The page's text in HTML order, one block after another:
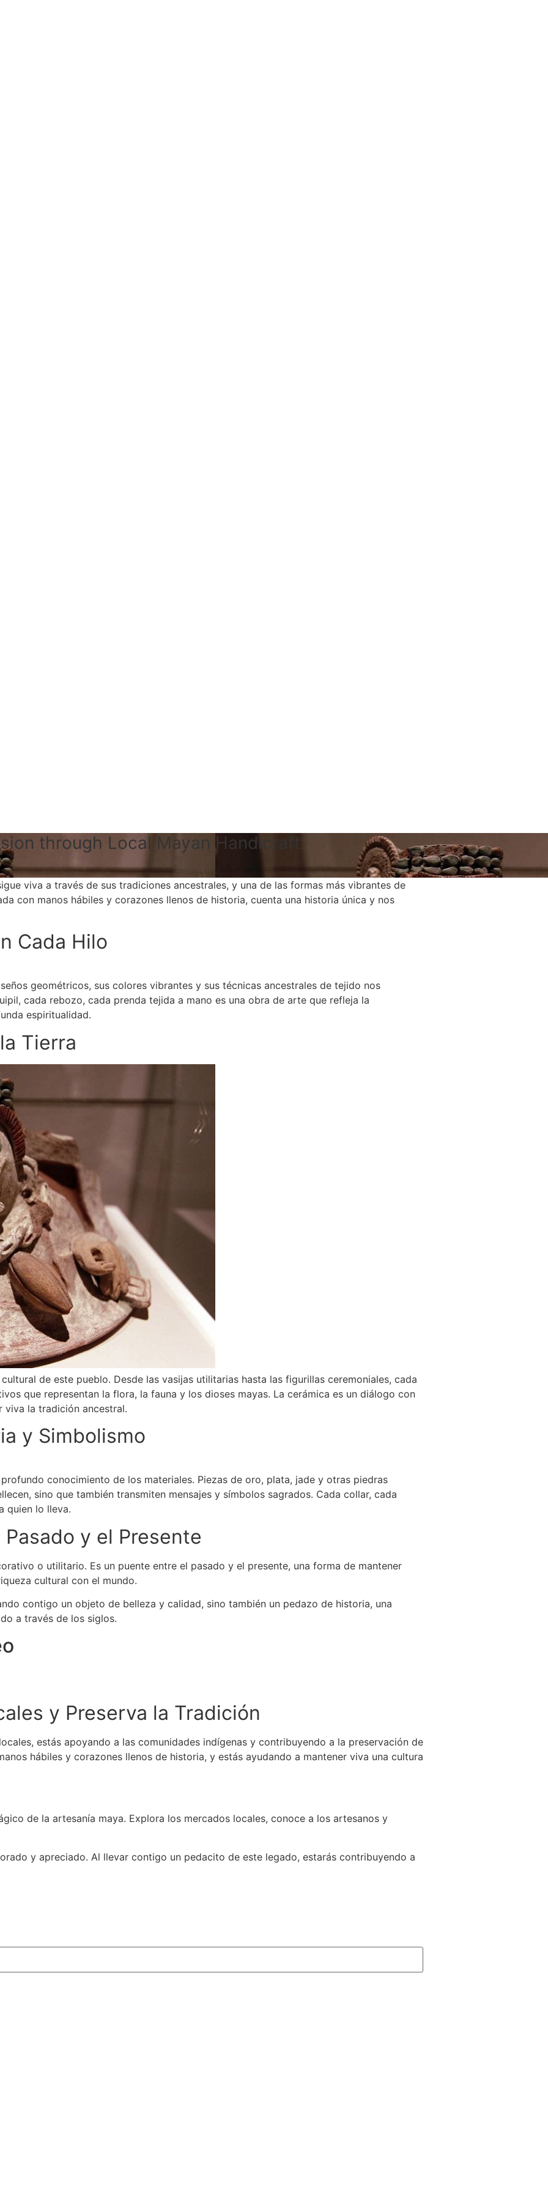
through Local Mayan Handicraft
viva a través de sus tradiciones ancestrales, y una de las formas más vibrantes de
con manos hábiles y corazones llenos de historia, cuenta una historia única y nos
Cada Hilo
geométricos, sus colores vibrantes y sus técnicas ancestrales de tejido nos
cada rebozo, cada prenda tejida a mano es una obra de arte que refleja la
espiritualidad.
Tierra
de este pueblo. Desde las vasijas utilitarias hasta las figurillas ceremoniales, cada
que representan la flora, la fauna y los dioses mayas. La cerámica es un diálogo con
viva la tradición ancestral.
y Simbolismo
conocimiento de los materiales. Piezas de oro, plata, jade y otras piedras
sino que también transmiten mensajes y símbolos sagrados. Cada collar, cada
quien lo lleva.
y el Presente
o utilitario. Es un puente entre el pasado y el presente, una forma de mantener
cultural con el mundo.
contigo un objeto de belleza y calidad, sino también un pedazo de historia, una
a través de los siglos.
y Preserva la Tradición
estás apoyando a las comunidades indígenas y contribuyendo a la preservación de
hábiles y corazones llenos de historia, y estás ayudando a mantener viva una cultura
de la artesanía maya. Explora los mercados locales, conoce a los artesanos y
y apreciado. Al llevar contigo un pedacito de este legado, estarás contribuyendo a